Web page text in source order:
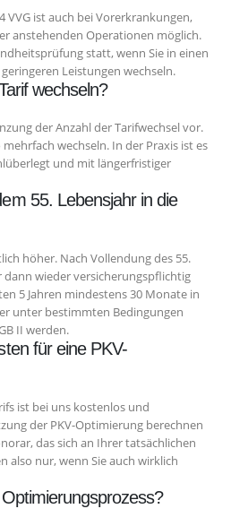
VVG ist auch bei Vorerkrankungen,
anstehenden Operationen möglich.
statt, wenn Sie in einen
Leistungen wechseln.
wechseln?
der Anzahl der Tarifwechsel vor.
wechseln. In der Praxis ist es
und mit längerfristiger
55. Lebensjahr in die
höher. Nach Vollendung des 55.
dann wieder versicherungspflichtig
5 Jahren mindestens 30 Monate in
unter bestimmten Bedingungen
II werden.
für eine PKV-
ist bei uns kostenlos und
der PKV-Optimierung berechnen
das sich an Ihrer tatsächlichen
also nur, wenn Sie auch wirklich